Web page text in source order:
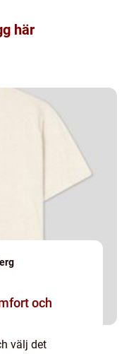
här
välj det